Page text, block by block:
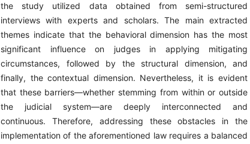
the study utilized data obtained from semi-structured
interviews with experts and scholars. The main extracted
themes indicate that the behavioral dimension has the most
significant influence on judges in applying mitigating
circumstances, followed by the structural dimension, and
finally, the contextual dimension. Nevertheless, it is evident
that these barriers—whether stemming from within or outside
the judicial system—are deeply interconnected and
continuous. Therefore, addressing these obstacles in the
implementation of the aforementioned law requires a balanced